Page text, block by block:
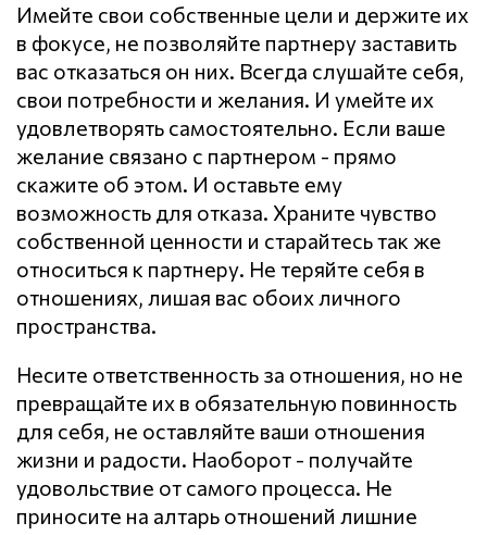
Имейте свои собственные цели и держите их
в фокусе, не позволяйте партнеру заставить
вас отказаться он них. Всегда слушайте себя,
свои потребности и желания. И умейте их
удовлетворять самостоятельно. Если ваше
желание связано с партнером - прямо
скажите об этом. И оставьте ему
возможность для отказа. Храните чувство
собственной ценности и старайтесь так же
относиться к партнеру. Не теряйте себя в
отношениях, лишая вас обоих личного
пространства.
Несите ответственность за отношения, но не
превращайте их в обязательную повинность
для себя, не оставляйте ваши отношения
жизни и радости. Наоборот - получайте
удовольствие от самого процесса. Не
приносите на алтарь отношений лишние